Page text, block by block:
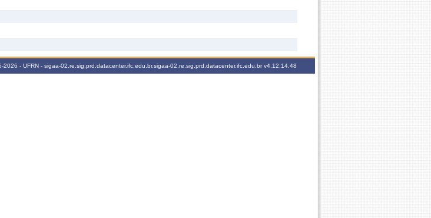
- UFRN - sigaa-02.re.sig.prd.datacenter.ifc.edu.br.sigaa-02.re.sig.prd.datacenter.ifc.edu.brv4.12.14.48